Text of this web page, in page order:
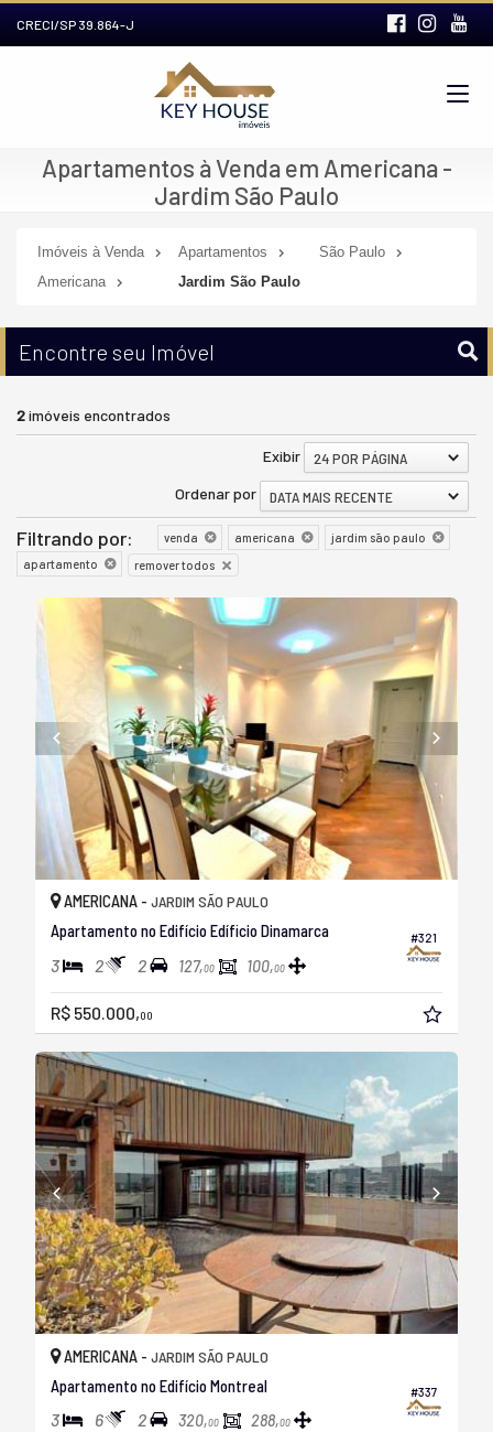
CRECI/SP 39.864-J
Apartamentos à Venda em Americana -
Jardim São Paulo
Imóveis à Venda Apartamentos
São Paulo
Americana
Jardim São Paulo
Encontre seu Imóvel
2imóveis encontrados
Exibir
24 POR PÁGINA
Ordenar por
DATA MAIS RECENTE
Filtrando por: venda americana
jardim são paulo
apartamento
remover todos
#321
AMERICANA - JARDIM SÃO PAULO
Apartamento no Edifício Edíficio Dinamarca
3 2 2 127,00 100,00
R$ 550.000,00
#337
AMERICANA - JARDIM SÃO PAULO
Apartamento no Edifício Montreal
3 6 2 320,00 288,00